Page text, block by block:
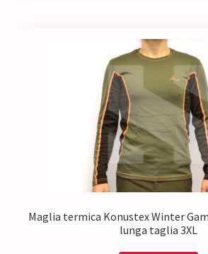
Maglia termica Konustex Winter
lunga taglia 3XL